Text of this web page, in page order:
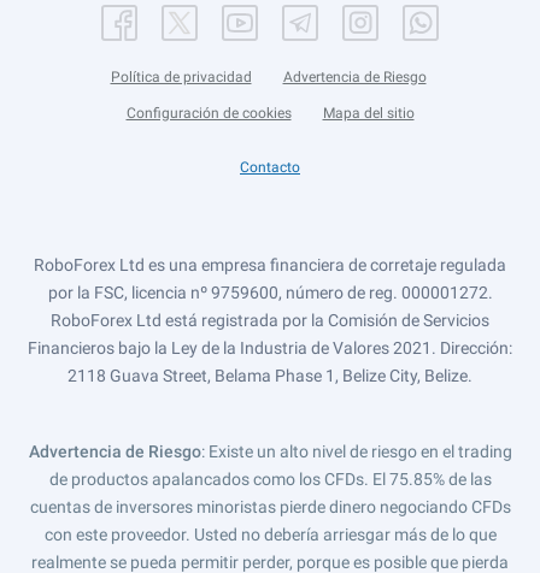
Política de privacidad Advertencia de Riesgo
Configuración de cookies Mapa del sitio
Contacto
RoboForex Ltd es una empresa financiera de corretaje regulada
por la FSC, licencia nº 9759600, número de reg. 000001272.
RoboForex Ltd está registrada por la Comisión de Servicios
Financieros bajo la Ley de la Industria de Valores 2021. Dirección:
2118 Guava Street, Belama Phase 1, Belize City, Belize.
Advertencia de Riesgo: Existe un alto nivel de riesgo en el trading
de productos apalancados como los CFDs. El 75.85% de las
cuentas de inversores minoristas pierde dinero negociando CFDs
con este proveedor. Usted no debería arriesgar más de lo que
realmente se pueda permitir perder, porque es posible que pierda